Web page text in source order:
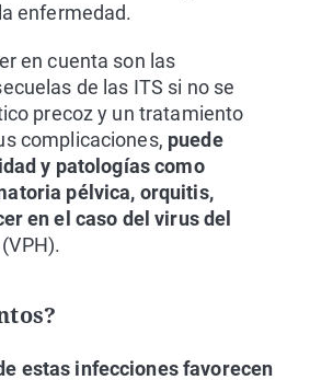
enfermedad.
en cuenta son las
de las ITS si no se
precoz y un tratamiento
complicaciones, puede
y patologías como
pélvica, orquitis,
en el caso del virus del
(VPH).
estas infecciones favorecen